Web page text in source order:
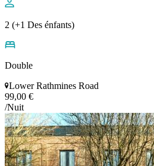
2 (+1 Des énfants)
Double
Lower Rathmines Road
99,00 €
/Nuit